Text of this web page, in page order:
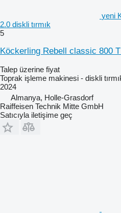
yeni
2.0 diskli tırmık
5
Köckerling Rebell classic 800
Talep üzerine fiyat
Toprak işleme makinesi - diskli
2024
Almanya, Holle-Grasdorf
Raiffeisen Technik Mitte GmbH
Satıcıyla iletişime geç